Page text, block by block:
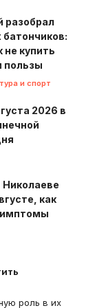
разобрал
не купить
пользы
и спорт
2026 в
Николаеве
как
роль в их